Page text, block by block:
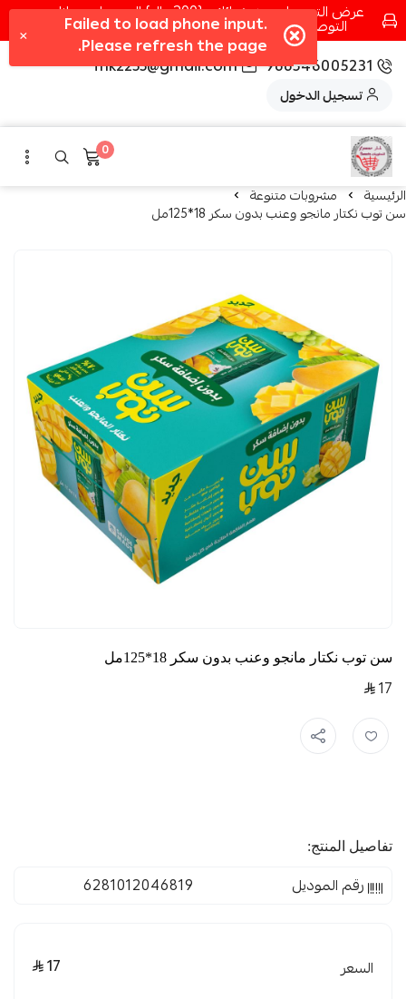
عرض التوصيل عند شرائك بـ{200ريال} التوصيل مجانا
التوصيل في مكه فقط كل اسبوع اصناف جديدة
966546005231
fhk2255@gmail.com
تسجيل الدخول
0
الرئيسية مشروبات متنوعة
سن توب نكتار مانجو وعنب بدون سكر 18*125مل
سن توب نكتار مانجو وعنب بدون سكر 18*125مل
17
تفاصيل المنتج:
رقم الموديل 6281012046819
السعر 17